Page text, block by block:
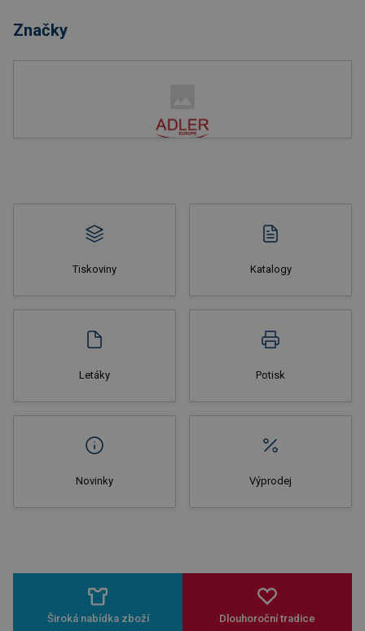
Značky
Tiskoviny Katalogy
Letáky Potisk
Novinky Výprodej
Široká nabídka zboží Dlouhoroční tradice